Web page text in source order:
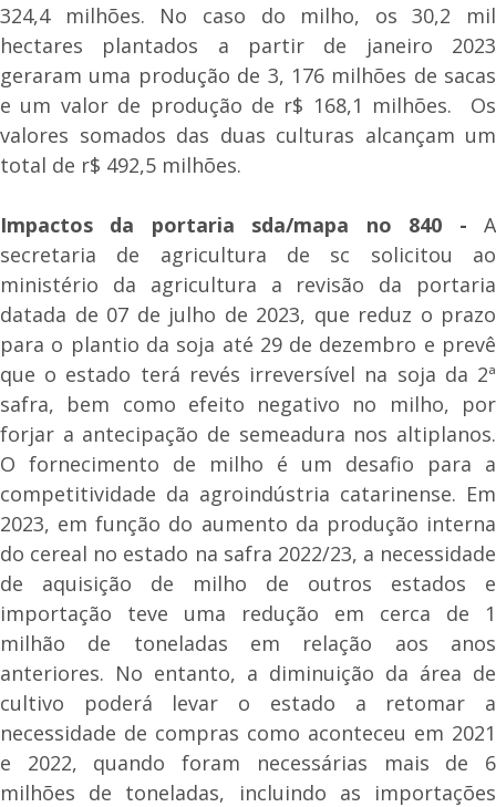
324,4 milhões. No caso do milho, os 30,2 mil
hectares plantados a partir de janeiro 2023
geraram uma produção de 3, 176 milhões de sacas
e um valor de produção de r$ 168,1 milhões. Os
valores somados das duas culturas alcançam um
total de r$ 492,5 milhões.
Impactos da portaria sda/mapa no 840 - A
secretaria de agricultura de sc solicitou ao
ministério da agricultura a revisão da portaria
datada de 07 de julho de 2023, que reduz o prazo
para o plantio da soja até 29 de dezembro e prevê
que o estado terá revés irreversível na soja da 2ª
safra, bem como efeito negativo no milho, por
forjar a antecipação de semeadura nos altiplanos.
O fornecimento de milho é um desafio para a
competitividade da agroindústria catarinense. Em
2023, em função do aumento da produção interna
do cereal no estado na safra 2022/23, a necessidade
de aquisição de milho de outros estados e
importação teve uma redução em cerca de 1
milhão de toneladas em relação aos anos
anteriores. No entanto, a diminuição da área de
cultivo poderá levar o estado a retomar a
necessidade de compras como aconteceu em 2021
e 2022, quando foram necessárias mais de 6
milhões de toneladas, incluindo as importações